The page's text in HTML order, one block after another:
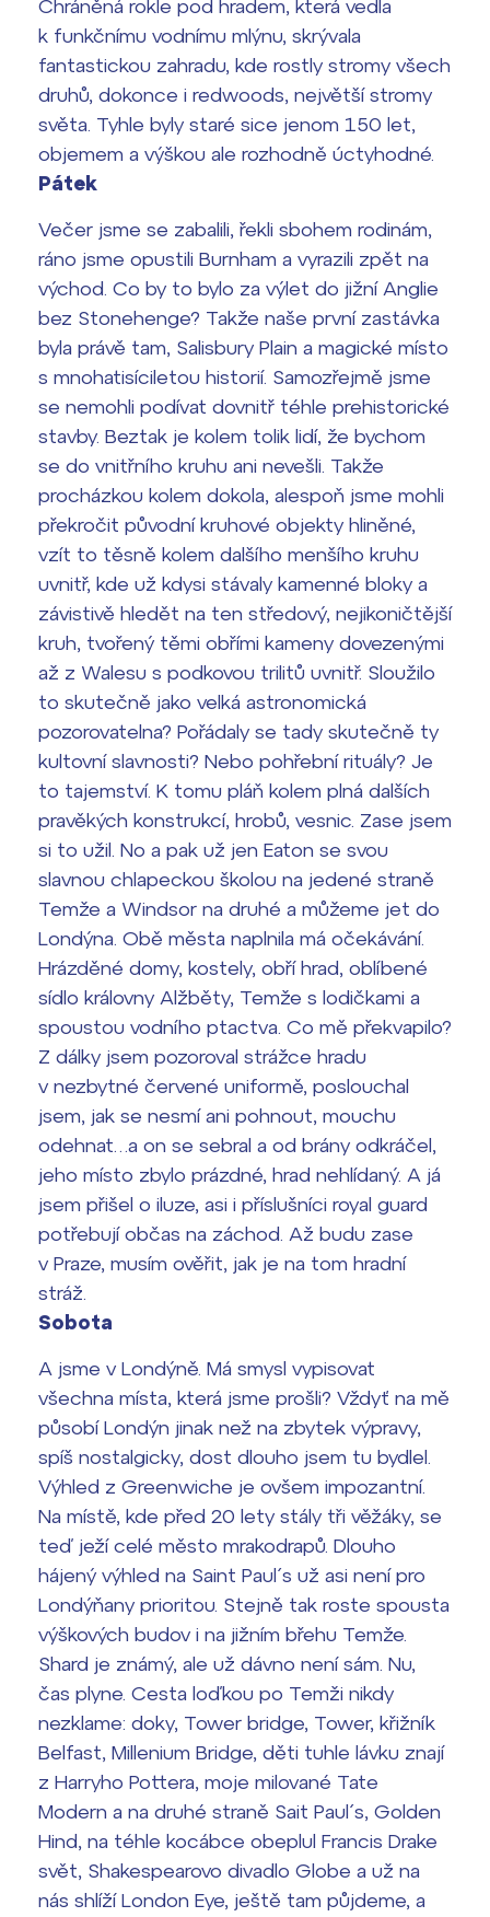
Chráněná rokle pod hradem, která vedla
k funkčnímu vodnímu mlýnu, skrývala
fantastickou zahradu, kde rostly stromy všech
druhů, dokonce i redwoods, největší stromy
světa. Tyhle byly staré sice jenom 150 let,
objemem a výškou ale rozhodně úctyhodné.
Pátek
Večer jsme se zabalili, řekli sbohem rodinám,
ráno jsme opustili Burnham a vyrazili zpět na
východ. Co by to bylo za výlet do jižní Anglie
bez Stonehenge? Takže naše první zastávka
byla právě tam, Salisbury Plain a magické místo
s mnohatisíciletou historií. Samozřejmě jsme
se nemohli podívat dovnitř téhle prehistorické
stavby. Beztak je kolem tolik lidí, že bychom
se do vnitřního kruhu ani nevešli. Takže
procházkou kolem dokola, alespoň jsme mohli
překročit původní kruhové objekty hliněné,
vzít to těsně kolem dalšího menšího kruhu
uvnitř, kde už kdysi stávaly kamenné bloky a
závistivě hledět na ten středový, nejikoničtější
kruh, tvořený těmi obřími kameny dovezenými
až z Walesu s podkovou trilitů uvnitř. Sloužilo
to skutečně jako velká astronomická
pozorovatelna? Pořádaly se tady skutečně ty
kultovní slavnosti? Nebo pohřební rituály? Je
to tajemství. K tomu pláň kolem plná dalších
pravěkých konstrukcí, hrobů, vesnic. Zase jsem
si to užil. No a pak už jen Eaton se svou
slavnou chlapeckou školou na jedené straně
Temže a Windsor na druhé a můžeme jet do
Londýna. Obě města naplnila má očekávání.
Hrázděné domy, kostely, obří hrad, oblíbené
sídlo královny Alžběty, Temže s lodičkami a
spoustou vodního ptactva. Co mě překvapilo?
Z dálky jsem pozoroval strážce hradu
v nezbytné červené uniformě, poslouchal
jsem, jak se nesmí ani pohnout, mouchu
odehnat…a on se sebral a od brány odkráčel,
jeho místo zbylo prázdné, hrad nehlídaný. A já
jsem přišel o iluze, asi i příslušníci royal guard
potřebují občas na záchod. Až budu zase
v Praze, musím ověřit, jak je na tom hradní
stráž.
Sobota
A jsme v Londýně. Má smysl vypisovat
všechna místa, která jsme prošli? Vždyť na mě
působí Londýn jinak než na zbytek výpravy,
spíš nostalgicky, dost dlouho jsem tu bydlel.
Výhled z Greenwiche je ovšem impozantní.
Na místě, kde před 20 lety stály tři věžáky, se
teď ježí celé město mrakodrapů. Dlouho
hájený výhled na Saint Paul´s už asi není pro
Londýňany prioritou. Stejně tak roste spousta
výškových budov i na jižním břehu Temže.
Shard je známý, ale už dávno není sám. Nu,
čas plyne. Cesta loďkou po Temži nikdy
nezklame: doky, Tower bridge, Tower, křižník
Belfast, Millenium Bridge, děti tuhle lávku znají
z Harryho Pottera, moje milované Tate
Modern a na druhé straně Sait Paul´s, Golden
Hind, na téhle kocábce obeplul Francis Drake
svět, Shakespearovo divadlo Globe a už na
nás shlíží London Eye, ještě tam půjdeme, a
Lidé často hledají
Proč se stát žákem ZŠ ČAG
Kontakt